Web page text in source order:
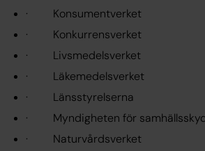
· Konsumentverket
· Konkurrensverket
· Livsmedelsverket
· Läkemedelsverket
· Länsstyrelserna
· Myndigheten för
· Naturvårdsverket